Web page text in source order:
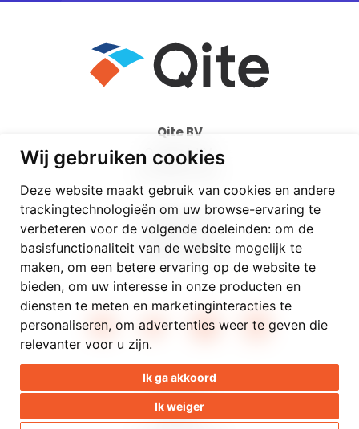
Wij gebruiken cookies
Deze website maakt gebruik van cookies en andere
trackingtechnologieën om uw browse-ervaring te
verbeteren voor de volgende doeleinden: om de
basisfunctionaliteit van de website mogelijk te
maken, om een betere ervaring op de website te
bieden, om uw interesse in onze producten en
diensten te meten en marketinginteracties te
personaliseren, om advertenties weer te geven die
relevanter voor u zijn.
Ik ga akkoord
Ik weiger
Qite BV
Overzet 16A
info@qite.be
09/336 22 99
BE 0502.988.154
Disclaimer
Privacy